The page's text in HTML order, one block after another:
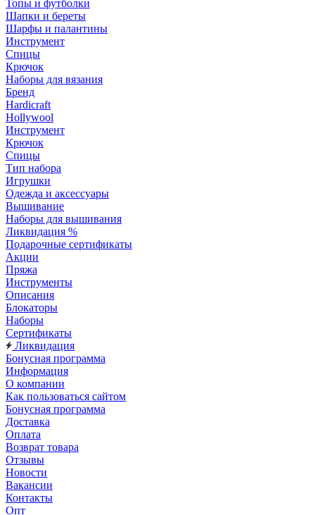
Топы и футболки
Шапки и береты
Шарфы и палантины
Инструмент
Спицы
Крючок
Наборы для вязания
Бренд
Hardicraft
Hollywool
Инструмент
Крючок
Спицы
Тип набора
Игрушки
Одежда и аксессуары
Вышивание
Наборы для вышивания
Ликвидация %
Подарочные сертификаты
Акции
Пряжа
Инструменты
Описания
Блокаторы
Наборы
Сертификаты
Ликвидация
Бонусная программа
Информация
О компании
Как пользоваться сайтом
Бонусная программа
Доставка
Оплата
Возврат товара
Отзывы
Новости
Вакансии
Контакты
Опт